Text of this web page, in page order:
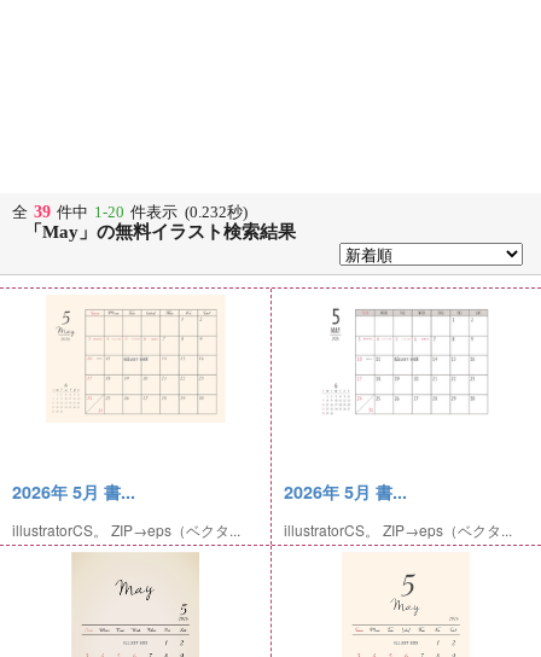
全 39 件中 1-20 件表示 (0.232秒)
「May」の無料イラスト検索結果
2026年 5月 書...
illustratorCS。 ZIP→eps（ベクタ...
2026年 5月 書...
illustratorCS。 ZIP→eps（ベクタ...